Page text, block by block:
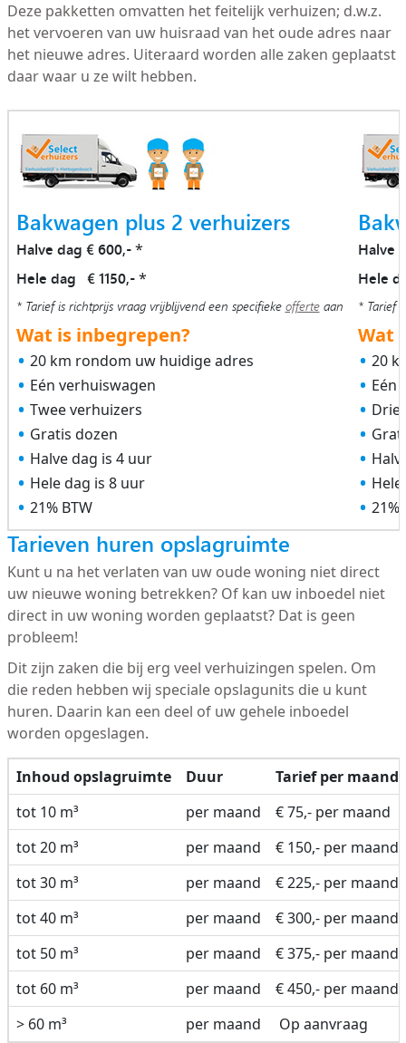
Deze pakketten omvatten het feitelijk verhuizen; d.w.z.
het vervoeren van uw huisraad van het oude adres naar
het nieuwe adres. Uiteraard worden alle zaken geplaatst
daar waar u ze wilt hebben.
Bakwagen plus 2 verhuizers
Halve dag € 600,-*
Hele dag € 1150,-*
* Tarief is richtprijs vraag vrijblijvend een specifieke offerteaan
Wat is inbegrepen?
20 km rondom uw huidige adres
Eén verhuiswagen
Twee verhuizers
Gratis dozen
Halve dag is 4 uur
Hele dag is 8 uur
21% BTW
Halve
Hele
* Tarief
Wat
20
Eén
Drie
21%
Tarieven huren opslagruimte
Kunt u na het verlaten van uw oude woning niet direct
uw nieuwe woning betrekken? Of kan uw inboedel niet
direct in uw woning worden geplaatst? Dat is geen
probleem!
Dit zijn zaken die bij erg veel verhuizingen spelen. Om
die reden hebben wij speciale opslagunits die u kunt
huren. Daarin kan een deel of uw gehele inboedel
worden opgeslagen.
Inhoud opslagruimte Duur
Tarief per maand
tot 10 m³
per maand
€ 75,- per maand
tot 20 m³
per maand
€ 150,- per maand
tot 30 m³
per maand
€ 225,- per maand
tot 40 m³
per maand
€ 300,- per maand
tot 50 m³
per maand
€ 375,- per maand
tot 60 m³
per maand
€ 450,- per maand
> 60 m³
per maand Op aanvraag